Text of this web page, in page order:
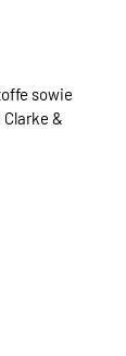
sowie
&